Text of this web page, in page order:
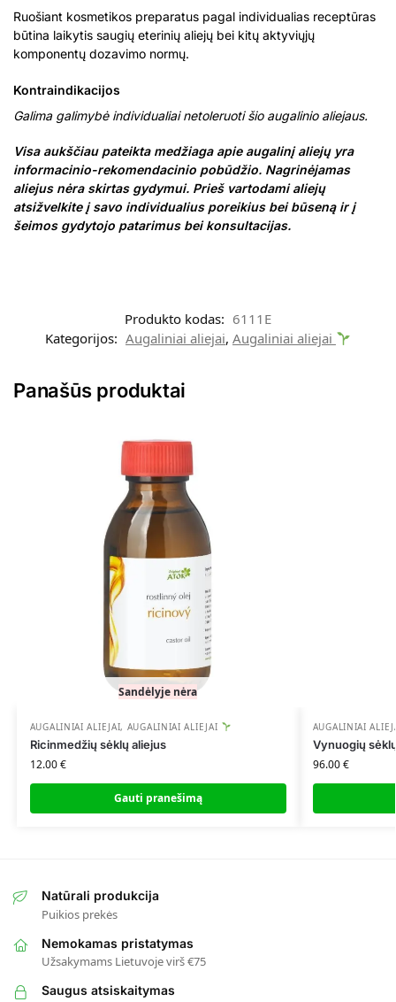
Ruošiant kosmetikos preparatus pagal individualias receptūras
būtina laikytis saugių eterinių aliejų bei kitų aktyviųjų
komponentų dozavimo normų.
Kontraindikacijos
Galima galimybė individualiai netoleruoti šio augalinio aliejaus.
Visa aukščiau pateikta medžiaga apie augalinį aliejų yra
informacinio-rekomendacinio pobūdžio. Nagrinėjamas
aliejus nėra skirtas gydymui. Prieš vartodami aliejų
atsižvelkite į savo individualius poreikius bei būseną ir į
šeimos gydytojo patarimus bei konsultacijas.
Produkto kodas: 6111E
Kategorijos: Augaliniai aliejai, Augaliniai aliejai
Panašūs produktai
Sandėlyje nėra
AUGALINIAI ALIEJAI, AUGALINIAI ALIEJAI
Ricinmedžių sėklų aliejus
12.00€
Gauti pranešimą
AUGALINIAI
Vynuogių
96.00€
Natūrali produkcija
Puikios prekės
Nemokamas pristatymas
Užsakymams Lietuvoje virš €75
Saugus atsiskaitymas